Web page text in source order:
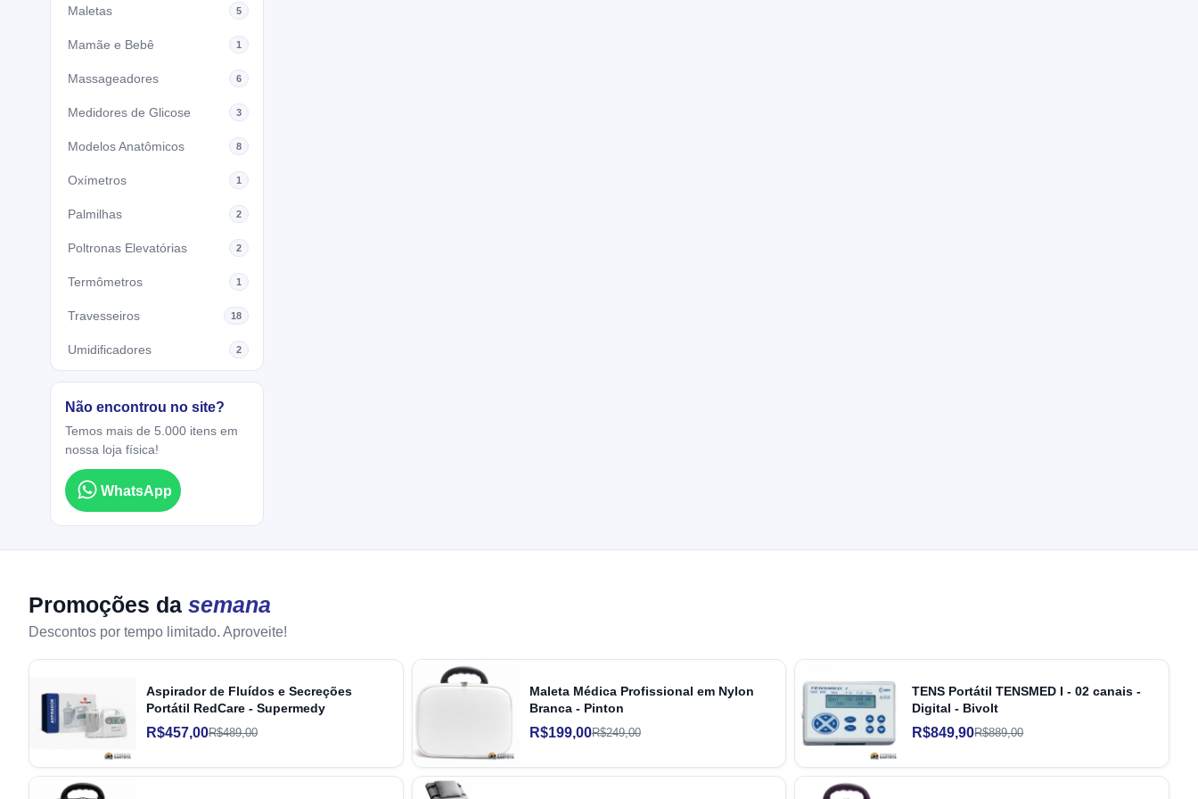
Maletas 5
Mamãe e Bebê 1
Massageadores 6
Medidores de Glicose 3
Modelos Anatômicos 8
Oxímetros 1
Palmilhas 2
Poltronas Elevatórias 2
Termômetros 1
Travesseiros 18
Umidificadores 2
Não encontrou no site?
Temos mais de 5.000 itens em
nossa loja física!
WhatsApp
Promoções da semana
Descontos por tempo limitado. Aproveite!
Aspirador de Fluídos e Secreções
Portátil RedCare - Supermedy
R$457,00R$489,00
Maleta Médica Profissional em Nylon
Branca - Pinton
R$199,00R$249,00
TENS Portátil TENSMED I - 02 canais -
Digital - Bivolt
R$849,90R$889,00